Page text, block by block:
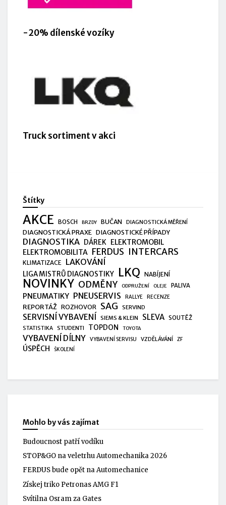
-20% dílenské vozíky
Truck sortiment v akci
Štítky
AKCE BOSCH BRZDY BUČAN DIAGNOSTICKÁ MĚŘENÍ
DIAGNOSTICKÁ PRAXE DIAGNOSTICKÉ PŘÍPADY
DIAGNOSTIKA DÁREK ELEKTROMOBIL
ELEKTROMOBILITA FERDUS INTERCARS
KLIMATIZACE LAKOVÁNÍ
LIGA MISTRŮ DIAGNOSTIKY LKQ NABÍJENÍ
NOVINKY ODMĚNY ODPRUŽENÍ OLEJE PALIVA
PNEUMATIKY PNEUSERVIS RALLYE RECENZE
REPORTÁŽ ROZHOVOR SAG SERVIND
SERVISNÍ VYBAVENÍ SIEMS & KLEIN SLEVA SOUTĚŽ
STATISTIKA STUDENTI TOPDON TOYOTA
VYBAVENÍ DÍLNY VYBAVENÍ SERVISU VZDĚLÁVÁNÍ ZF
ÚSPĚCH ŠKOLENÍ
Mohlo by vás zajímat
Budoucnost patří vodíku
STOP&GO na veletrhu Automechanika 2026
FERDUS bude opět na Automechanice
Získej triko Petronas AMG F1
Svítilna Osram za Gates